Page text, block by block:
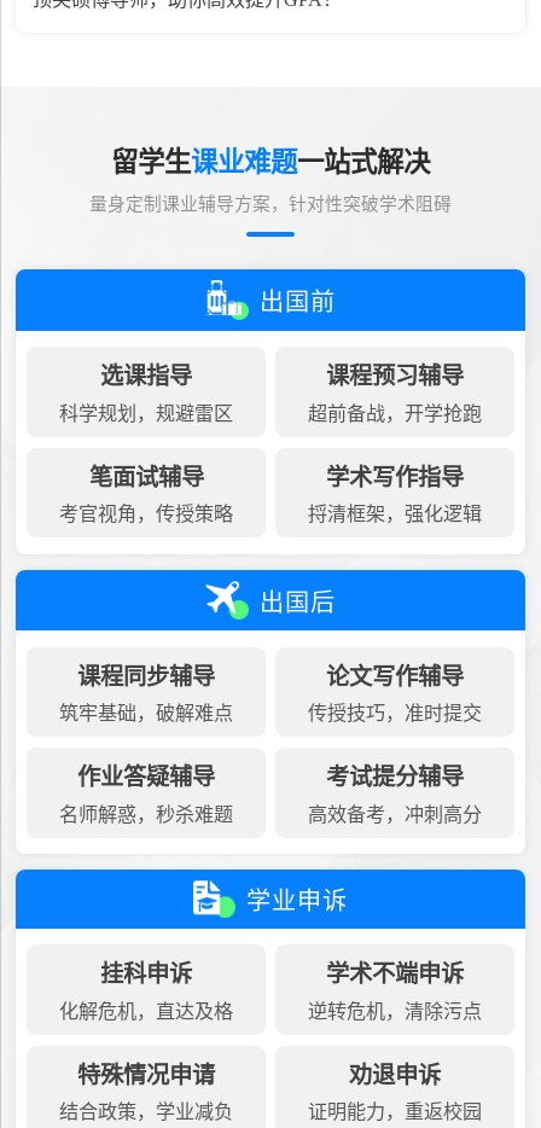
留学生课业难题一站式解决
量身定制课业辅导方案，针对性突破学术阻碍
出国前
选课指导
科学规划，规避雷区
课程预习辅导
超前备战，开学抢跑
笔面试辅导
考官视角，传授策略
学术写作指导
捋清框架，强化逻辑
出国后
课程同步辅导
筑牢基础，破解难点
论文写作辅导
传授技巧，准时提交
作业答疑辅导
名师解惑，秒杀难题
考试提分辅导
高效备考，冲刺高分
学业申诉
挂科申诉
化解危机，直达及格
学术不端申诉
逆转危机，清除污点
特殊情况申请
结合政策，学业减负
劝退申诉
证明能力，重返校园